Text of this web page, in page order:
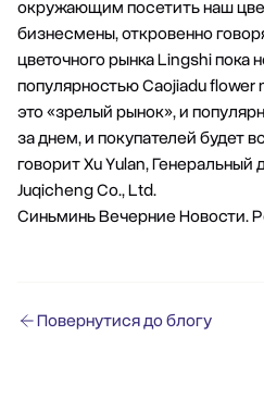
окружающим посетить наш
бизнесмены, откровенно
цветочного рынка Lingshi пока
популярностью Caojiadu flower
это «зрелый рынок», и
за днем, и покупателей будет
говорит Xu Yulan, Генеральный
Juqicheng Co., Ltd.
Синьминь Вечерние Новости.
Повернутися до блогу